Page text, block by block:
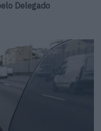
Delegado